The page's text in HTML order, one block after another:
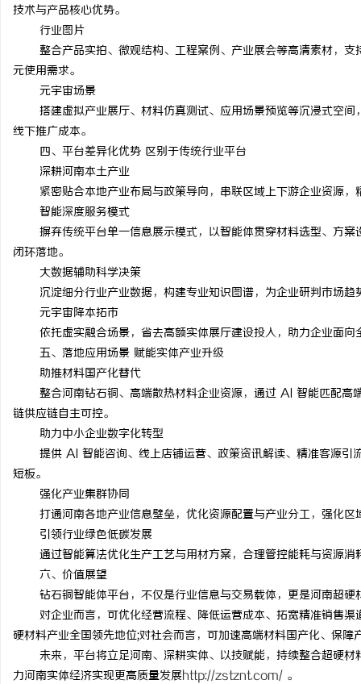
技术与产品核心优势。
行业图片
整合产品实拍、微观结构、工程案例、产业展会等高清素材，
元使用需求。
元宇宙场景
搭建虚拟产业展厅、材料仿真测试、应用场景预览等沉浸式空
线下推广成本。
四、平台差异化优势 区别于传统行业平台
深耕河南本土产业
紧密贴合本地产业布局与政策导向，串联区域上下游企业资源
智能深度服务模式
摒弃传统平台单一信息展示模式，以智能体贯穿材料选型、方
闭环落地。
大数据辅助科学决策
沉淀细分行业产业数据，构建专业知识图谱，为企业研判市场
元宇宙降本拓市
依托虚实融合场景，省去高额实体展厅建设投入，助力企业面
五、落地应用场景 赋能实体产业升级
助推材料国产化替代
整合河南钻石铜、高端散热材料企业资源，通过 AI 智能匹配
链供应链自主可控。
助力中小企业数字化转型
提供 AI 智能咨询、线上店铺运营、政策资讯解读、精准客源
短板。
强化产业集群协同
打通河南各地产业信息壁垒，优化资源配置与产业分工，强化
引领行业绿色低碳发展
通过智能算法优化生产工艺与用材方案，合理管控能耗与资源
六、价值展望
钻石铜智能体平台，不仅是行业信息与交易载体，更是河南超
对企业而言，可优化经营流程、降低运营成本、拓宽精准销售
硬材料产业全国领先地位;对社会而言，可加速高端材料国产化、保障
未来，平台将立足河南、深耕实体、以技赋能，持续整合超硬
力河南实体经济实现更高质量发展http://zstznt.com/ 。